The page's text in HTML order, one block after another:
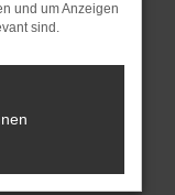
nicht mehr
versucht
bei der
und um Anzeigen
sind.